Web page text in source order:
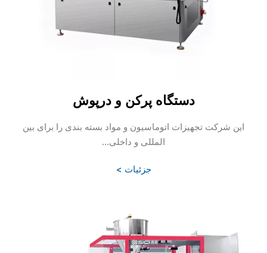
دستگاه پرکن و درپوش
این شرکت تجهیزات اتوماسیون و مواد بسته بندی را برای بین
المللی و داخلی...
جزئیات >